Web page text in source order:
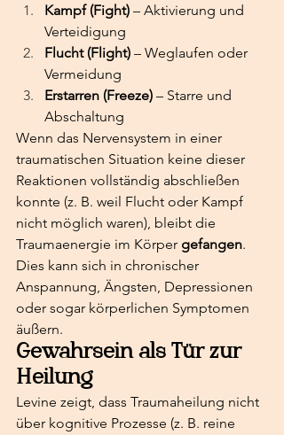
Kampf (Fight) – Aktivierung und
Verteidigung
Flucht (Flight) – Weglaufen oder
Vermeidung
Erstarren (Freeze) – Starre und
Abschaltung
Wenn das Nervensystem in einer
traumatischen Situation keine dieser
Reaktionen vollständig abschließen
konnte (z. B. weil Flucht oder Kampf
nicht möglich waren), bleibt die
Traumaenergie im Körper gefangen.
Dies kann sich in chronischer
Anspannung, Ängsten, Depressionen
oder sogar körperlichen Symptomen
äußern.
Gewahrsein als Tür zur
Heilung
Levine zeigt, dass Traumaheilung nicht
über kognitive Prozesse (z. B. reine